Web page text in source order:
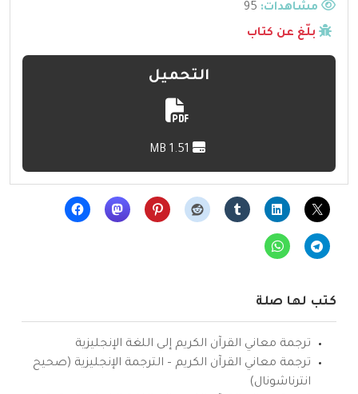
مشاهدات:
بلّغ عن كتاب
التحميل
كتب لها صلة
ترجمة معاني القرآن الكريم إلى اللغة الإنجليزية
ترجمة معاني القرآن الكريم – الترجمة الإنجليزية (صحيح
انترناشونال)